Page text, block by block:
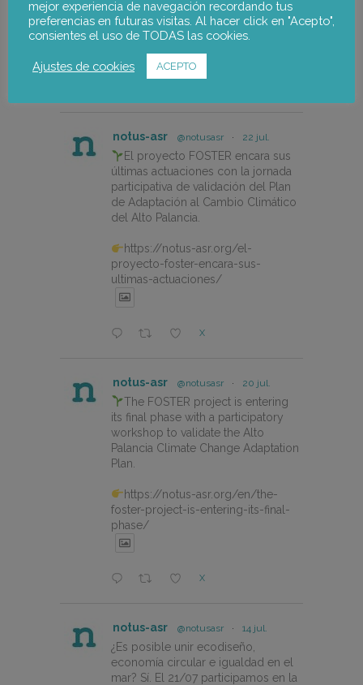
conference-on-women-eco-
design-and-the-circular-economy-
in-fishing-gear/
notus-asr @notusasr · 22 jul.
El proyecto FOSTER encara sus
últimas actuaciones con la jornada
participativa de validación del Plan
de Adaptación al Cambio Climático
del Alto Palancia.
https://notus-asr.org/el-
proyecto-foster-encara-sus-
ultimas-actuaciones/
X
notus-asr @notusasr · 20 jul.
The FOSTER project is entering
its final phase with a participatory
workshop to validate the Alto
Palancia Climate Change Adaptation
Plan.
https://notus-asr.org/en/the-
foster-project-is-entering-its-final-
phase/
X
notus-asr @notusasr · 14 jul.
¿Es posible unir ecodiseño,
economía circular e igualdad en el
mar? Sí. El 21/07 participamos en la
mejor experiencia de navegación recordando tus
preferencias en futuras visitas. Al hacer click en "Acepto",
consientes el uso de TODAS las cookies.
Ajustes de cookies ACEPTO